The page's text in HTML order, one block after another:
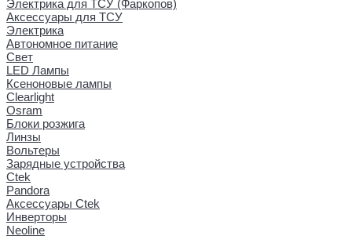
Электрика для ТСУ (Фаркопов)
Аксессуары для ТСУ
Электрика
Автономное питание
Свет
LED Лампы
Ксеноновые лампы
Clearlight
Osram
Блоки розжига
Линзы
Вольтеры
Зарядные устройства
Ctek
Pandora
Аксессуары Ctek
Инверторы
Neoline